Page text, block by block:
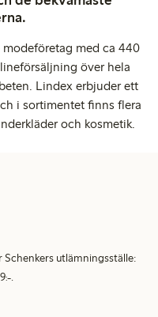
med ca 440
över hela
Lindex erbjuder ett
i sortimentet finns flera
och kosmetik.
utlämningsställe:
.